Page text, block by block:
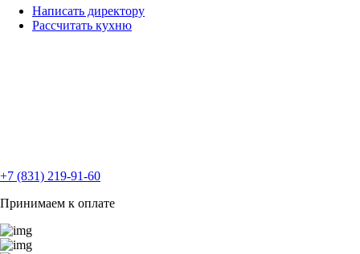
Написать директору
Рассчитать кухню
+7 (831) 219-91-60
Принимаем к оплате